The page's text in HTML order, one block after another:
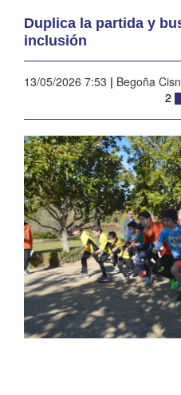
Duplica la partida y
inclusión
13/05/2026 7:53 | Begoña
2